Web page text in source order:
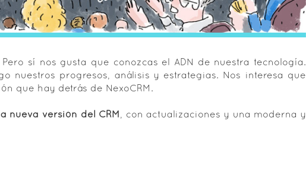
sí nos gusta que conozcas el ADN de nuestra tecnología.
nuestros progresos, análisis y estrategias. Nos interesa que
que hay detrás de NexoCRM.
nueva versión del CRM
, con actualizaciones y una moderna y